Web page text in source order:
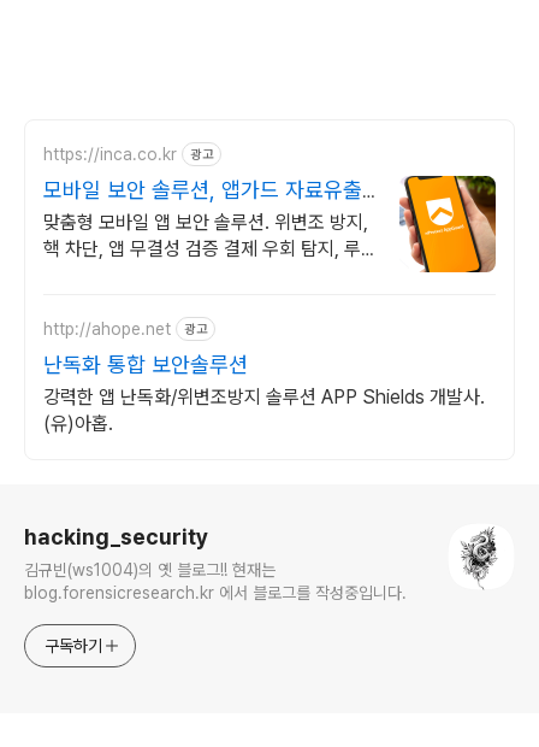
https://inca.co.kr 광고
모바일 보안 솔루션, 앱가드 자료유출
원천 차단
맞춤형 모바일 앱 보안 솔루션. 위변조 방지,
핵 차단, 앱 무결성 검증 결제 우회 탐지, 루
http://ahope.net 광고
난독화 통합 보안솔루션
강력한 앱 난독화/위변조방지 솔루션 APP Shields 개발사.
(유)아홉.
hacking_security
김규빈(ws1004)의 옛 블로그!! 현재는
blog.forensicresearch.kr 에서 블로그를 작성중입니다.
구독하기